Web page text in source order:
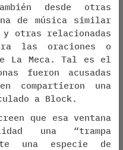
desde otras
de música similar
otras relacionadas
las oraciones o
La Meca. Tal es el
fueron acusadas
compartieron una
a Block.
que esa ventana
una “trampa
una especie de